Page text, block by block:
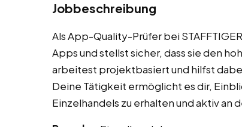
Jobbeschreibung
Als App-Quality-Prüfer bei
Apps und stellst sicher, dass sie den
arbeitest projektbasiert und hilfst
Deine Tätigkeit ermöglicht es dir,
Einzelhandels zu erhalten und aktiv an